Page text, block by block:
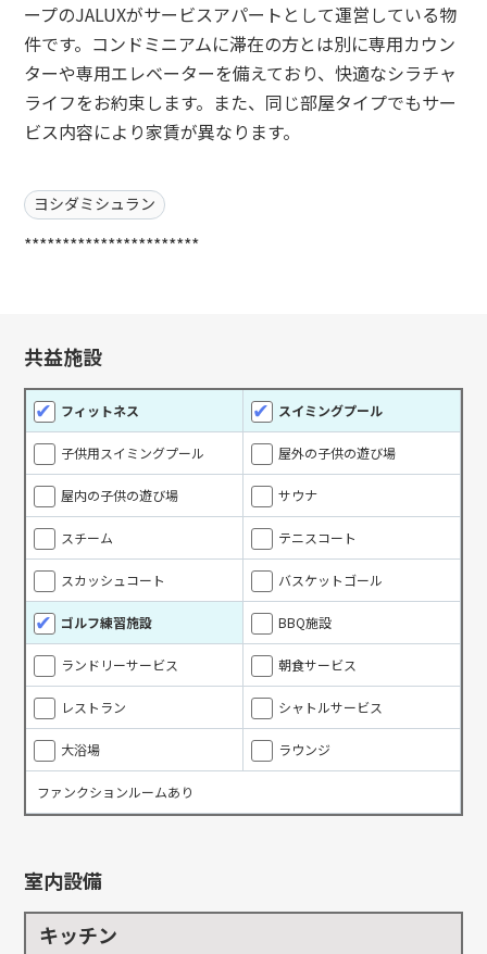
ープのJALUXがサービスアパートとして運営している物
件です。コンドミニアムに滞在の方とは別に専用カウン
ターや専用エレベーターを備えており、快適なシラチャ
ライフをお約束します。また、同じ部屋タイプでもサー
ビス内容により家賃が異なります。
ヨシダミシュラン
***********************
共益施設
フィットネス スイミングプール
子供用スイミングプール 屋外の子供の遊び場
屋内の子供の遊び場 サウナ
スチーム テニスコート
スカッシュコート バスケットゴール
ゴルフ練習施設 BBQ施設
ランドリーサービス 朝食サービス
レストラン シャトルサービス
大浴場 ラウンジ
ファンクションルームあり
室内設備
キッチン